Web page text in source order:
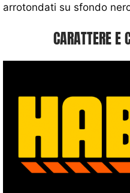
arrotondati su sfondo
CARATTERE E